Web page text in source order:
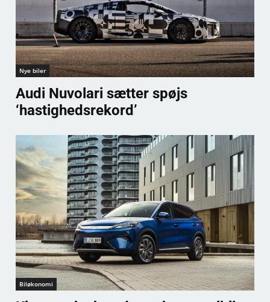
Nye biler
Audi Nuvolari sætter spøjs
‘hastighedsrekord’
Biløkonomi